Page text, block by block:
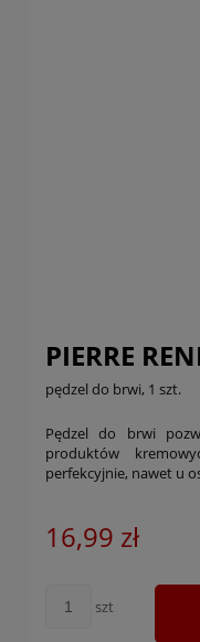
PIERRE
pędzel do brwi, 1 szt.
Pędzel do brwi
produktów
perfekcyjnie, nawet u
16,99 zł
szt